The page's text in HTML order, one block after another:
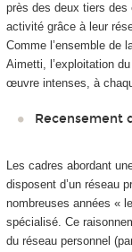
près des deux tiers des
activité grâce à leur
Comme l’ensemble de
Aimetti, l’exploitation
œuvre intenses, à
Recensement
Les cadres abordant
disposent d’un réseau
nombreuses années «
spécialisé. Ce
du réseau personnel